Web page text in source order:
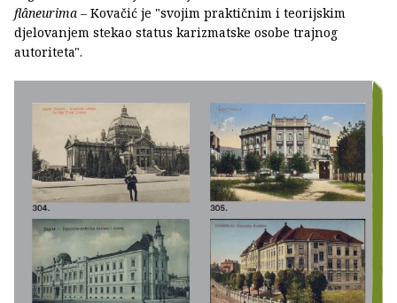
flâneurima – Kovačić je "svojim praktičnim i teorijskim
djelovanjem stekao status karizmatske osobe trajnog
autoriteta".